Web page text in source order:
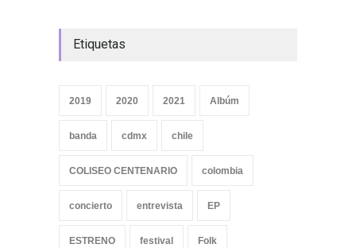
Etiquetas
2019 2020 2021 Albúm
banda cdmx chile
COLISEO CENTENARIO colombia
concierto entrevista EP
ESTRENO festival Folk